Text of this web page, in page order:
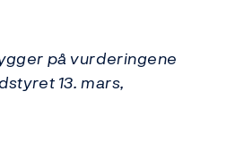
på vurderingene
13. mars,